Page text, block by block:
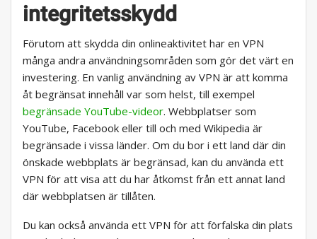
integritetsskydd
Förutom att skydda din onlineaktivitet har en VPN
många andra användningsområden som gör det värt en
investering. En vanlig användning av VPN är att komma
åt begränsat innehåll var som helst, till exempel
begränsade YouTube-videor. Webbplatser som
YouTube, Facebook eller till och med Wikipedia är
begränsade i vissa länder. Om du bor i ett land där din
önskade webbplats är begränsad, kan du använda ett
VPN för att visa att du har åtkomst från ett annat land
där webbplatsen är tillåten.
Du kan också använda ett VPN för att förfalska din plats